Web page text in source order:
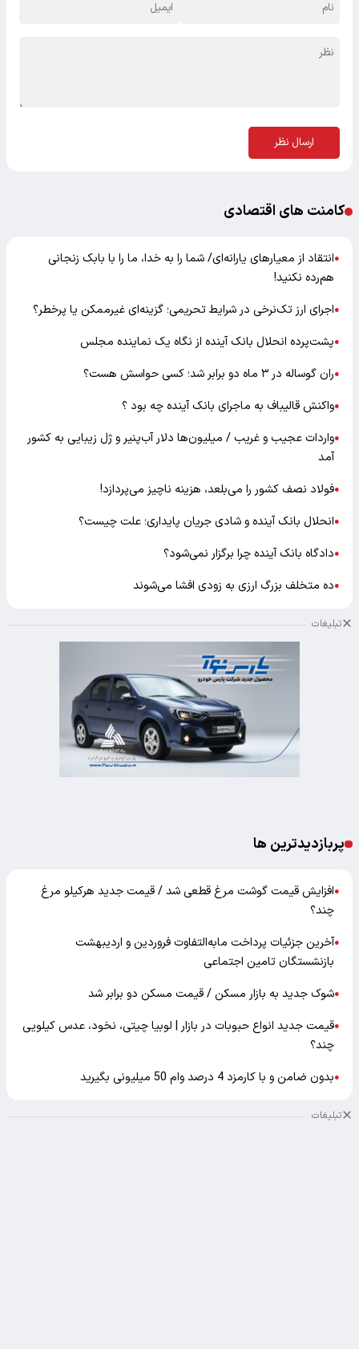
ارسال نظر
کامنت های اقتصادی
●انتقاد از معیارهای یارانه‌ای/ شما را به خدا، ما را با بابک زنجانی
هم‌رده نکنید!
●اجرای ارز تک‌نرخی در شرایط تحریمی؛ گزینه‌ای غیرممکن یا پرخطر؟
●پشت‌پرده انحلال بانک آینده از نگاه یک نماینده مجلس
●ران گوساله در ۳ ماه دو برابر شد؛ کسی حواسش هست؟
●واکنش قالیباف به ماجرای بانک آینده چه بود ؟
●واردات عجیب و غریب / میلیون‌ها دلار آب‌پنیر و ژل زیبایی به کشور
آمد
●فولاد نصف کشور را می‌بلعد، هزینه ناچیز می‌پردازد!
●انحلال بانک آینده و شادی جریان پایداری؛ علت چیست؟
●دادگاه بانک آینده چرا برگزار نمی‌شود؟
●ده متخلف بزرگ ارزی به زودی افشا می‌شوند
تبلیغات
پربازدیدترین ها
●افزایش قیمت گوشت مرغ قطعی شد / قیمت جدید هرکیلو مرغ
چند؟
●آخرین جزئیات پرداخت مابه‌التفاوت فروردین و اردیبهشت
بازنشستگان تامین اجتماعی
●شوک جدید به بازار مسکن / قیمت مسکن دو برابر شد
●قیمت جدید انواع حبوبات در بازار | لوبیا چیتی، نخود، عدس کیلویی
چند؟
●بدون ضامن و با کارمزد 4 درصد وام 50 میلیونی بگیرید
تبلیغات